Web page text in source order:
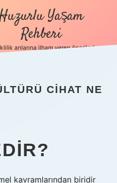
Yaşam
Rehberi
anlarına ilham veren öneriler!
CIHAT NE
kavramlarından biridir